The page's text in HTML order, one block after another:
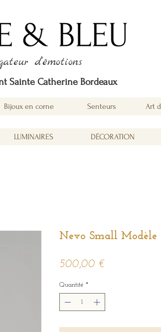
d'émotions
Sainte Catherine Bordeaux
Bijoux en corne Senteurs Art
LUMINAIRES DÉCORATION
Nevo Small Modèle
500,00 €Prix
Quantité *